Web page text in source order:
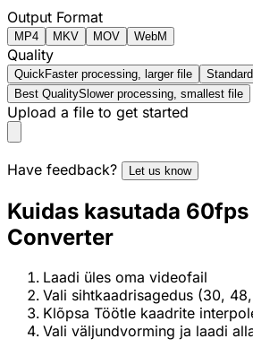
Output Format
MP4 MKV MOV WebM
Quality
Quick Faster processing, larger file Standard
Best QualitySlower processing, smallest file
Upload a file to get started
Have feedback? Let us know
Kuidas kasutada
Converter
Laadi üles oma videofail
Vali sihtkaadrisagedus (30,
Klõpsa Töötle kaadrite
Vali väljundvorming ja laadi